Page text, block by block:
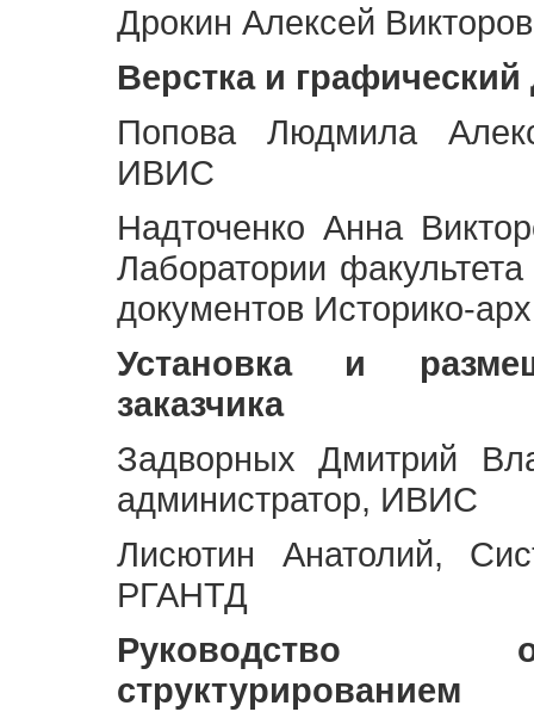
Дрокин Алексей
Верстка и графический
Попова Людмила
ИВИС
Надточенко Анна
Лаборатории
документов Историко-
Установка и
заказчика
Задворных Дмитрий
администратор, ИВИС
Лисютин Анатолий,
РГАНТД
Руководство
структурированием